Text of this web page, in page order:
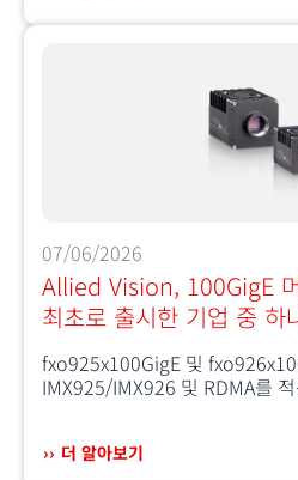
07/06/2026
Allied Vision, 100GigE
최초로 출시한 기업 중 하
fxo925x100GigE 및
IMX925/IMX926 및 RDMA를
더 알아보기